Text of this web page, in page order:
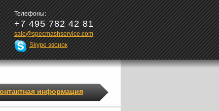
Телефоны:
+7 495 782 42 81
sale@specmashservice.com
Skype звонок
информация